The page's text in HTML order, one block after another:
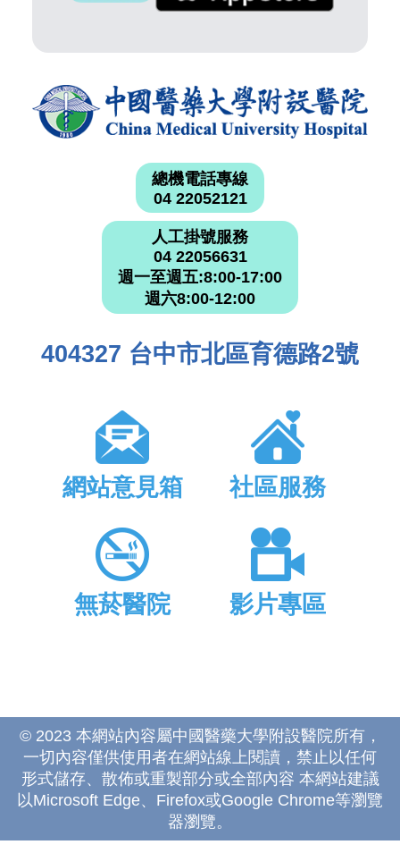
總機電話專線
04 22052121
人工掛號服務
04 22056631
週一至週五:8:00-17:00
週六8:00-12:00
404327 台中市北區育德路2號
網站意見箱 社區服務
無菸醫院 影片專區
© 2023 本網站內容屬中國醫藥大學附設醫院所有，
一切內容僅供使用者在網站線上閱讀，禁止以任何
形式儲存、散佈或重製部分或全部內容 本網站建議
以Microsoft Edge、Firefox或Google Chrome等瀏覽
器瀏覽。